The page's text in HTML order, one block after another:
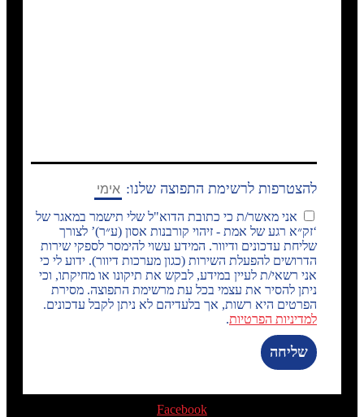
להצטרפות לרשימת התפוצה שלנו:
אני מאשר/ת כי כתובת הדוא"ל שלי תישמר במאגר של
‘זק״א רגע של אמת - זיהוי קורבנות אסון (ע״ר)’ לצורך
שליחת עדכונים ודיוור. המידע עשוי להימסר לספקי שירות
הדרושים להפעלת השירות (כגון מערכות דיוור). ידוע לי כי
אני רשאי/ת לעיין במידע, לבקש את תיקונו או מחיקתו, וכי
ניתן להסיר את עצמי בכל עת מרשימת התפוצה. מסירת
הפרטים היא רשות, אך בלעדיהם לא ניתן לקבל עדכונים.
למדיניות הפרטיות.
שליחה
Facebook